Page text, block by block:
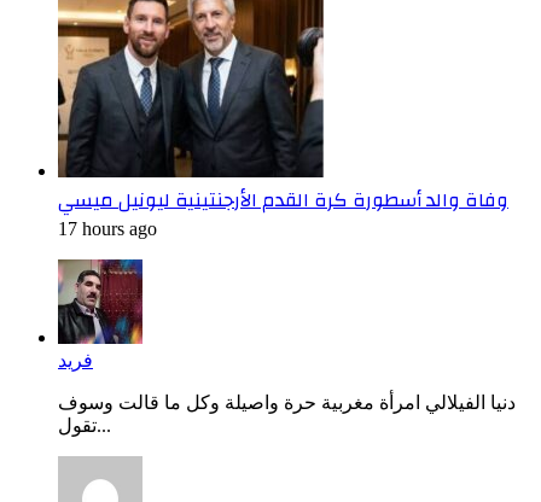
وفاة والد أسطورة كرة القدم الأرجنتينية ليونيل ميسي
17 hours ago
فريد
دنيا الفيلالي امرأة مغربية حرة واصيلة وكل ما قالت وسوف
تقول...